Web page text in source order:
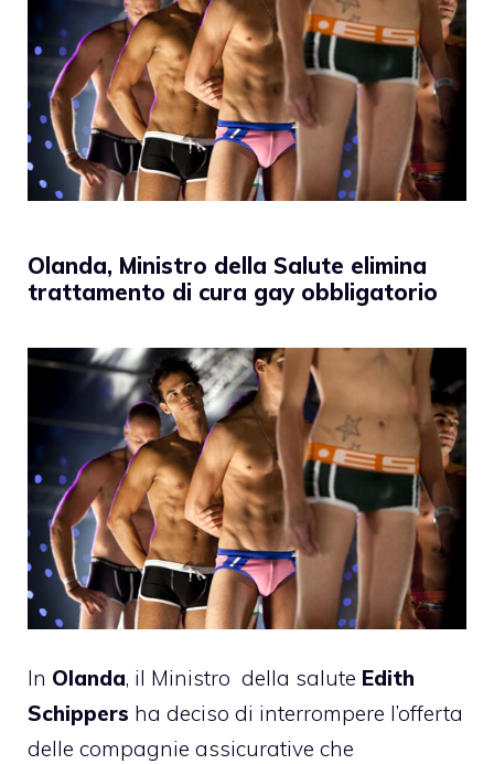
Olanda, Ministro della Salute elimina
trattamento di cura gay obbligatorio
In Olanda, il Ministro della salute Edith
Schippers ha deciso di interrompere l’offerta
delle compagnie assicurative che